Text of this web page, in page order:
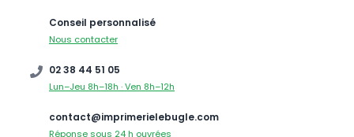
Conseil personnalisé
Nous contacter
02 38 44 51 05
Lun–Jeu 8h–18h · Ven 8h–12h
contact@imprimerielebugle.com
Réponse sous 24 h ouvrées